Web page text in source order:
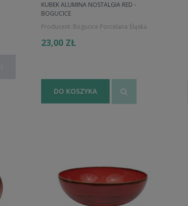
KUBEK ALUMINA NOSTALGIA RED -
BOGUCICE
Producent: Bogucice Porcelana Śląska
23,00 ZŁ
DO KOSZYKA